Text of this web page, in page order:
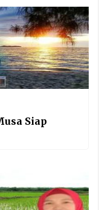
Siap